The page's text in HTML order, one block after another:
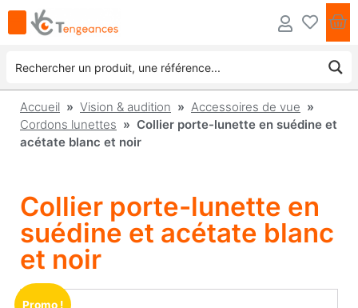
Accueil » Vision & audition » Accessoires de vue »
Cordons lunettes » Collier porte-lunette en suédine et
acétate blanc et noir
Collier porte-lunette en
suédine et acétate blanc
et noir
Promo !